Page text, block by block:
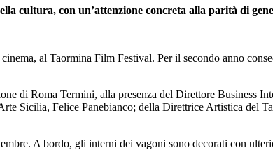
cultura, con un’attenzione concreta alla parità di
al Taormina Film Festival. Per il secondo anno
di Roma Termini, alla presenza del Direttore Business
Sicilia, Felice Panebianco; della Direttrice Artistica del
A bordo, gli interni dei vagoni sono decorati con